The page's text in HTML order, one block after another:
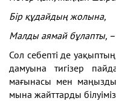
Бір құдайдың жолына,
Малды аямай бұлапты, –
Сол себепті де
дамуына тигізер
мағынасы мен
мына жайттарды